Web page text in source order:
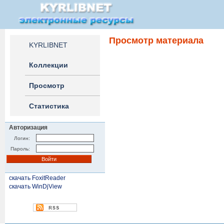
KYRLIBNET
Коллекции
Просмотр
Статистика
Авторизация
Логин:
Пароль:
скачать FoxitReader
скачать WinDjView
Просмотр материала